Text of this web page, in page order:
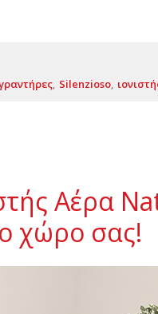
Silenzioso
Αέρα
χώρο σας!